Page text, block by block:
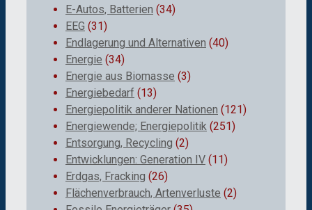
E-Autos, Batterien (34)
EEG (31)
Endlagerung und Alternativen (40)
Energie (34)
Energie aus Biomasse (3)
Energiebedarf (13)
Energiepolitik anderer Nationen (121)
Energiewende; Energiepolitik (251)
Entsorgung, Recycling (2)
Entwicklungen: Generation IV (11)
Erdgas, Fracking (26)
Flächenverbrauch, Artenverluste (2)